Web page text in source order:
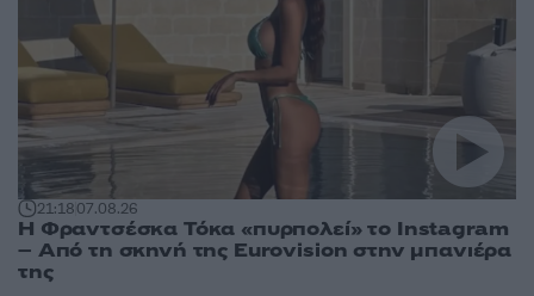
21:1807.08.26
Η Φραντσέσκα Τόκα «πυρπολεί» το Instagram
– Από τη σκηνή της Eurovision στην μπανιέρα
της